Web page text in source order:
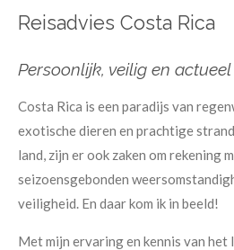
Reisadvies Costa Rica
Persoonlijk, veilig en actueel
Costa Rica is een paradijs van
exotische dieren en prachtige
land, zijn er ook zaken om rekening
seizoensgebonden
veiligheid. En daar kom ik in beeld!
Met mijn ervaring en kennis van het